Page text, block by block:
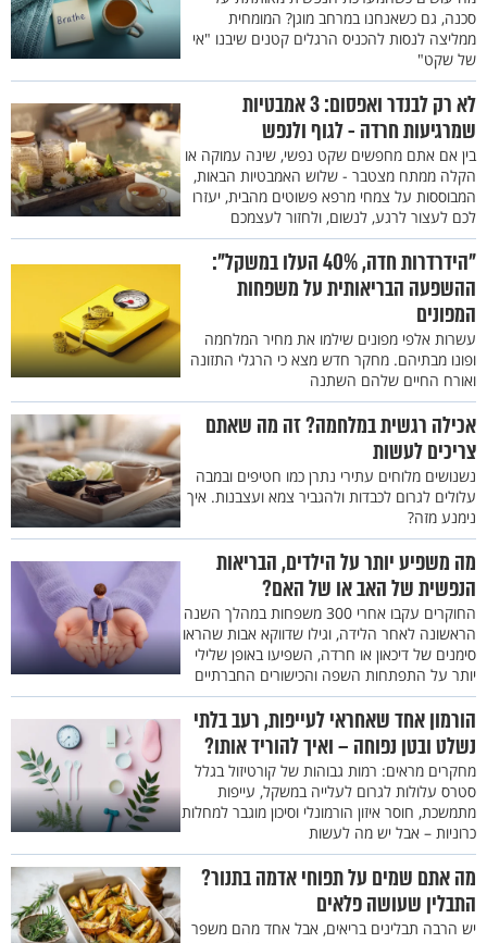
סכנה, גם כשאנחנו במרחב מוגן? המומחית
ממליצה לנסות להכניס הרגלים קטנים שיבנו "אי
של שקט"
לא רק לבנדר ואפסום: 3 אמבטיות
שמרגיעות חרדה - לגוף ולנפש
בין אם אתם מחפשים שקט נפשי, שינה עמוקה או
הקלה ממתח מצטבר - שלוש האמבטיות הבאות,
המבוססות על צמחי מרפא פשוטים מהבית, יעזרו
לכם לעצור לרגע, לנשום, ולחזור לעצמכם
"הידרדרות חדה, 40% העלו במשקל":
ההשפעה הבריאותית על משפחות
המפונים
עשרות אלפי מפונים שילמו את מחיר המלחמה
ופונו מבתיהם. מחקר חדש מצא כי הרגלי התזונה
ואורח החיים שלהם השתנה
אכילה רגשית במלחמה? זה מה שאתם
צריכים לעשות
נשנושים מלוחים עתירי נתרן כמו חטיפים ובמבה
עלולים לגרום לכבדות ולהגביר צמא ועצבנות. איך
נימנע מזה?
מה משפיע יותר על הילדים, הבריאות
הנפשית של האב או של האם?
החוקרים עקבו אחרי 300 משפחות במהלך השנה
הראשונה לאחר הלידה, וגילו שדווקא אבות שהראו
סימנים של דיכאון או חרדה, השפיעו באופן שלילי
יותר על התפתחות השפה והכישורים החברתיים
הורמון אחד שאחראי לעייפות, רעב בלתי
נשלט ובטן נפוחה – ואיך להוריד אותו?
מחקרים מראים: רמות גבוהות של קורטיזול בגלל
סטרס עלולות לגרום לעלייה במשקל, עייפות
מתמשכת, חוסר איזון הורמונלי וסיכון מוגבר למחלות
כרוניות – אבל יש מה לעשות
מה אתם שמים על תפוחי אדמה בתנור?
התבלין שעושה פלאים
יש הרבה תבלינים בריאים, אבל אחד מהם משפר